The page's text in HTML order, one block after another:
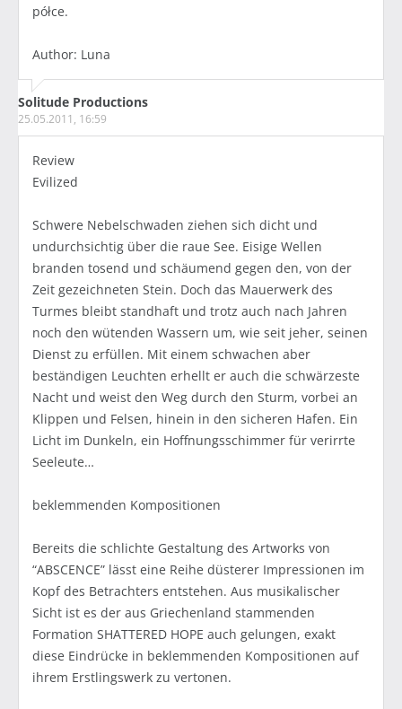
półce.
Author: Luna
Solitude Productions
25.05.2011, 16:59
Review
Evilized
Schwere Nebelschwaden ziehen sich dicht und
undurchsichtig über die raue See. Eisige Wellen
branden tosend und schäumend gegen den, von der
Zeit gezeichneten Stein. Doch das Mauerwerk des
Turmes bleibt standhaft und trotz auch nach Jahren
noch den wütenden Wassern um, wie seit jeher, seinen
Dienst zu erfüllen. Mit einem schwachen aber
beständigen Leuchten erhellt er auch die schwärzeste
Nacht und weist den Weg durch den Sturm, vorbei an
Klippen und Felsen, hinein in den sicheren Hafen. Ein
Licht im Dunkeln, ein Hoffnungsschimmer für verirrte
Seeleute…
beklemmenden Kompositionen
Bereits die schlichte Gestaltung des Artworks von
“ABSCENCE” lässt eine Reihe düsterer Impressionen im
Kopf des Betrachters entstehen. Aus musikalischer
Sicht ist es der aus Griechenland stammenden
Formation SHATTERED HOPE auch gelungen, exakt
diese Eindrücke in beklemmenden Kompositionen auf
ihrem Erstlingswerk zu vertonen.